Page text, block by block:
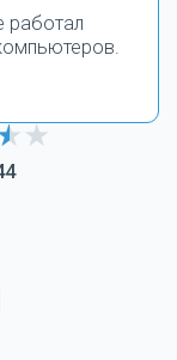
работал